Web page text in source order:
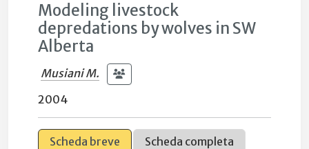
Modeling livestock
depredations by wolves in SW
Alberta
Musiani M.
2004
Scheda breve
Scheda completa